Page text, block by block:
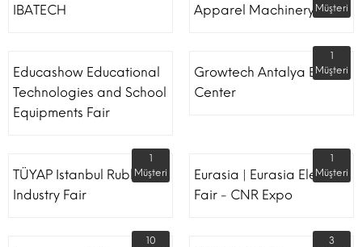
IBATECH Apparel Machinery Fair
Müşteri
Educashow Educational
Technologies and School
Equipments Fair
Growtech Antalya Expo
Center
1
Müşteri
TÜYAP Istanbul Rubber
Industry Fair
1
Müşteri
Eurasia | Eurasia Elevator
Fair - CNR Expo
1
Müşteri
10
3